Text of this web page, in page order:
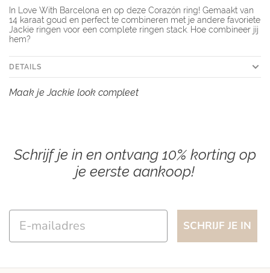
In Love With Barcelona en op deze Corazón ring! Gemaakt van
14 karaat goud en perfect te combineren met je andere favoriete
Jackie ringen voor een complete ringen stack. Hoe combineer jij
hem?
DETAILS
Maak je Jackie look compleet
Schrijf je in en ontvang 10% korting op
je eerste aankoop!
Email
SCHRIJF JE IN